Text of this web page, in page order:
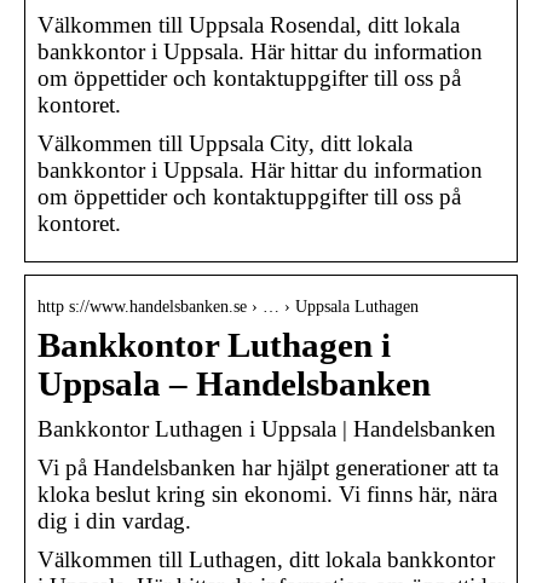
Välkommen till Uppsala Rosendal, ditt lokala
bankkontor i Uppsala. Här hittar du information
om öppettider och kontaktuppgifter till oss på
kontoret.
Välkommen till Uppsala City, ditt lokala
bankkontor i Uppsala. Här hittar du information
om öppettider och kontaktuppgifter till oss på
kontoret.
http s://www.handelsbanken.se › … › Uppsala Luthagen
Bankkontor Luthagen i
Uppsala – Handelsbanken
Bankkontor Luthagen i Uppsala | Handelsbanken
Vi på Handelsbanken har hjälpt generationer att ta
kloka beslut kring sin ekonomi. Vi finns här, nära
dig i din vardag.
Välkommen till Luthagen, ditt lokala bankkontor